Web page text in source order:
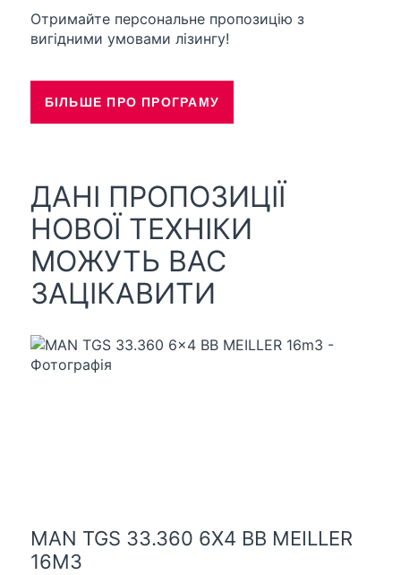
Отримайте персональне пропозицію з
вигідними умовами лізингу!
БІЛЬШЕ ПРО ПРОГРАМУ
ДАНІ ПРОПОЗИЦІЇ
НОВОЇ ТЕХНІКИ
МОЖУТЬ ВАС
ЗАЦІКАВИТИ
MAN TGS 33.360 6X4 BB MEILLER
16M3